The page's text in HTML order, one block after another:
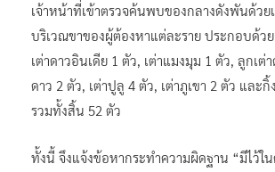
เจ้าหน้าที่เข้าตรวจค้นพบของกลางดังพันด้ว
บริเวณขาของผู้ต้องหาแต่ละราย ประกอบด้วย
เต่าดาวอินเดีย 1 ตัว, เต่าแมงมุม 1 ตัว, ลูกเต่
ดาว 2 ตัว, เต่าปูลู 4 ตัว, เต่าภูเขา 2 ตัว และกิ้
รวมทั้งสิ้น 52 ตัว
ทั้งนี้ จึงแจ้งข้อหากระทำความผิดฐาน “มีไว้ใ